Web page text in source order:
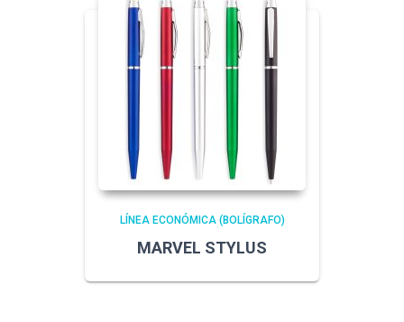
LÍNEA ECONÓMICA (BOLÍGRAFO)
MARVEL STYLUS